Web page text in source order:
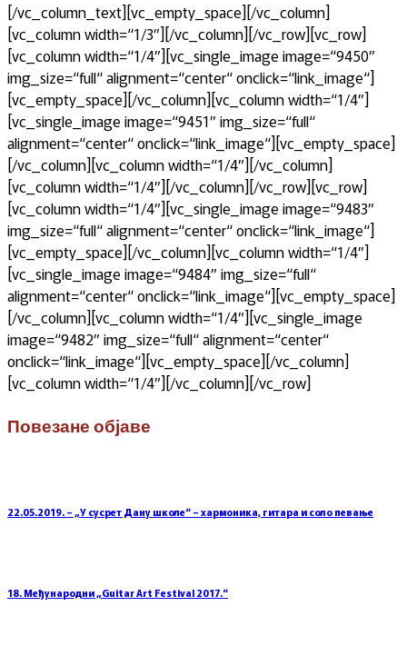
[/vc_column_text][vc_empty_space][/vc_column]
[vc_column width=“1/3″][/vc_column][/vc_row][vc_row]
[vc_column width=“1/4″][vc_single_image image=“9450″
img_size=“full“ alignment=“center“ onclick=“link_image“]
[vc_empty_space][/vc_column][vc_column width=“1/4″]
[vc_single_image image=“9451″ img_size=“full“
alignment=“center“ onclick=“link_image“][vc_empty_space]
[/vc_column][vc_column width=“1/4″][/vc_column]
[vc_column width=“1/4″][/vc_column][/vc_row][vc_row]
[vc_column width=“1/4″][vc_single_image image=“9483″
img_size=“full“ alignment=“center“ onclick=“link_image“]
[vc_empty_space][/vc_column][vc_column width=“1/4″]
[vc_single_image image=“9484″ img_size=“full“
alignment=“center“ onclick=“link_image“][vc_empty_space]
[/vc_column][vc_column width=“1/4″][vc_single_image
image=“9482″ img_size=“full“ alignment=“center“
onclick=“link_image“][vc_empty_space][/vc_column]
[vc_column width=“1/4″][/vc_column][/vc_row]
Повезане објаве
22.05.2019. – „У сусрет Дану школе“ – хармоника, гитара и соло певање
18. Међународни „Guitar Art Festival 2017.“